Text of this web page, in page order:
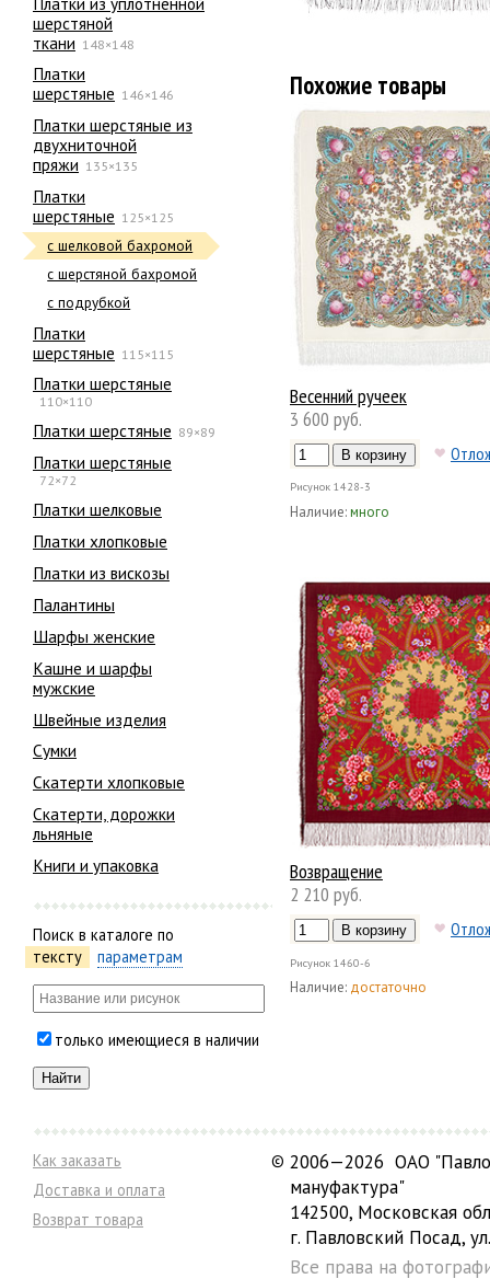
шерстяной
ткани 148×148
Платки
шерстяные 146×146
Платки шерстяные из
двухниточной
пряжи 135×135
Платки
шерстяные 125×125
с шелковой бахромой
с шерстяной бахромой
с подрубкой
Платки
шерстяные 115×115
Платки шерстяные
110×110
Платки шерстяные 89×89
Платки шерстяные
72×72
Платки шелковые
Платки хлопковые
Платки из вискозы
Палантины
Шарфы женские
Кашне и шарфы
мужские
Швейные изделия
Сумки
Скатерти хлопковые
Скатерти, дорожки
льняные
Книги и упаковка
Поиск в каталоге по
тексту
параметрам
только имеющиеся в наличии
Похожие товары
Весенний ручеек
3 600 руб.
Рисунок 1428-3
Наличие:много
Возвращение
2 210 руб.
Рисунок 1460-6
Наличие: достаточно
Как заказать
Доставка и оплата
Возврат товара
© 2006—2026 ОАО
мануфактура"
142500, Московская
г. Павловский Посад,
Все права на